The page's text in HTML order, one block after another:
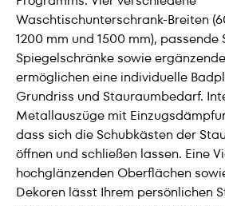
Waschtischunterschrank-Breiten
1200 mm und 1500 mm), passende
Spiegelschränke sowie
ermöglichen eine individuelle
Grundriss und Stauraumbedarf.
Metallauszüge mit
dass sich die Schubkästen der
öffnen und schließen lassen. Eine
hochglänzenden Oberflächen
Dekoren lässt Ihrem persönlichen